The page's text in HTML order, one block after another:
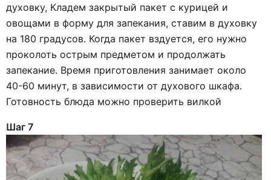
духовку, Кладем закрытый пакет с курицей и
овощами в форму для запекания, ставим в духовку
на 180 градусов. Когда пакет вздуется, его нужно
проколоть острым предметом и продолжать
запекание. Время приготовления занимает около
40-60 минут, в зависимости от духового шкафа.
Готовность блюда можно проверить вилкой
Шаг 7